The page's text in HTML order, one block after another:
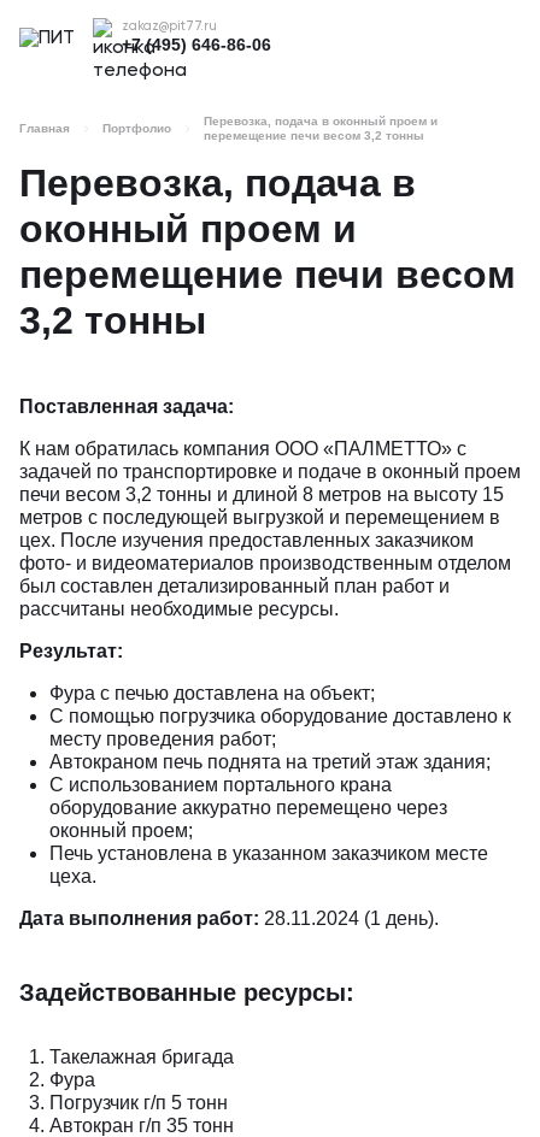
zakaz@pit77.ru
+7 (495) 646-86-06
Главная Портфолио
Перевозка, подача в оконный проем и
перемещение печи весом 3,2 тонны
Перевозка, подача в
оконный проем и
перемещение печи весом
3,2 тонны
Поставленная задача:
К нам обратилась компания ООО «ПАЛМЕТТО» с
задачей по транспортировке и подаче в оконный проем
печи весом 3,2 тонны и длиной 8 метров на высоту 15
метров с последующей выгрузкой и перемещением в
цех. После изучения предоставленных заказчиком
фото- и видеоматериалов производственным отделом
был составлен детализированный план работ и
рассчитаны необходимые ресурсы.
Результат:
Фура с печью доставлена на объект;
С помощью погрузчика оборудование доставлено к
месту проведения работ;
Автокраном печь поднята на третий этаж здания;
С использованием портального крана
оборудование аккуратно перемещено через
оконный проем;
Печь установлена в указанном заказчиком месте
цеха.
Дата выполнения работ: 28.11.2024 (1 день).
Задействованные ресурсы:
Такелажная бригада
Фура
Погрузчик г/п 5 тонн
Автокран г/п 35 тонн